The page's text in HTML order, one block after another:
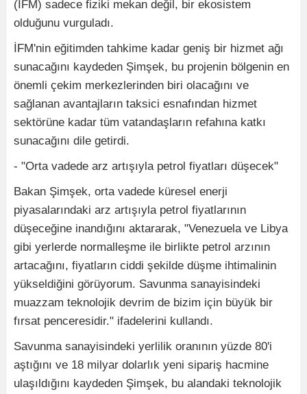
(İFM) sadece fiziki mekan değil, bir ekosistem
olduğunu vurguladı.
İFM'nin eğitimden tahkime kadar geniş bir hizmet ağı
sunacağını kaydeden Şimşek, bu projenin bölgenin en
önemli çekim merkezlerinden biri olacağını ve
sağlanan avantajların taksici esnafından hizmet
sektörüne kadar tüm vatandaşların refahına katkı
sunacağını dile getirdi.
- "Orta vadede arz artışıyla petrol fiyatları düşecek"
Bakan Şimşek, orta vadede küresel enerji
piyasalarındaki arz artışıyla petrol fiyatlarının
düşeceğine inandığını aktararak, "Venezuela ve Libya
gibi yerlerde normalleşme ile birlikte petrol arzının
artacağını, fiyatların ciddi şekilde düşme ihtimalinin
yükseldiğini görüyorum. Savunma sanayisindeki
muazzam teknolojik devrim de bizim için büyük bir
fırsat penceresidir." ifadelerini kullandı.
Savunma sanayisindeki yerlilik oranının yüzde 80'i
aştığını ve 18 milyar dolarlık yeni sipariş hacmine
ulaşıldığını kaydeden Şimşek, bu alandaki teknolojik